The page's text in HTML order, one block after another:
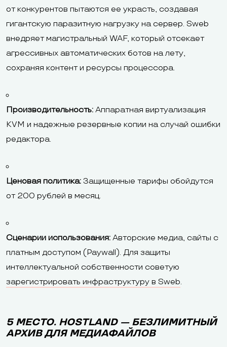
от конкурентов пытаются ее украсть, создавая
гигантскую паразитную нагрузку на сервер. Sweb
внедряет магистральный WAF, который отсекает
агрессивных автоматических ботов на лету,
сохраняя контент и ресурсы процессора.
Производительность: Аппаратная виртуализация
KVM и надежные резервные копии на случай ошибки
редактора.
Ценовая политика: Защищенные тарифы обойдутся
от 200 рублей в месяц.
Сценарии использования: Авторские медиа, сайты с
платным доступом (Paywall). Для защиты
интеллектуальной собственности советую
зарегистрировать инфраструктуру в Sweb.
5 МЕСТО. HOSTLAND — БЕЗЛИМИТНЫЙ
АРХИВ ДЛЯ МЕДИАФАЙЛОВ